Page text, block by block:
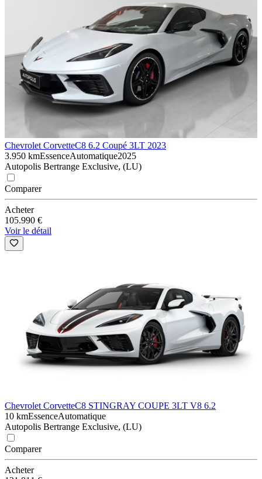
Chevrolet CorvetteC8 6.2 Coupé 3LT 2023
3.950 kmEssenceAutomatique2025
Autopolis Bertrange Exclusive, (LU)
Comparer
Acheter
105.990 €
Voir le détail
Chevrolet CorvetteC8 STINGRAY COUPE 3LT V8 6.2
10 kmEssenceAutomatique
Autopolis Bertrange Exclusive, (LU)
Comparer
Acheter